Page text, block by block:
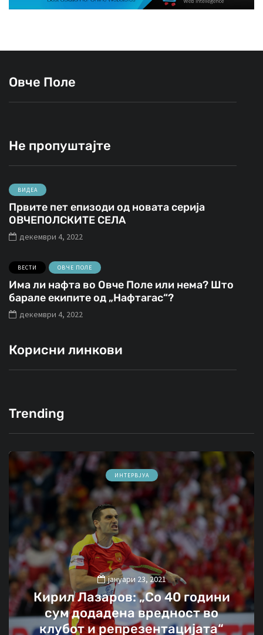
Овче Поле
Не пропуштајте
ВИДЕА
Првите пет епизоди од новата серија
ОВЧЕПОЛСКИТЕ СЕЛА
декември 4, 2022
ВЕСТИ ОВЧЕ ПОЛЕ
Има ли нафта во Овче Поле или нема? Што
барале екипите од „Нафтагас“?
декември 4, 2022
Корисни линкови
Trending
ИНТЕРВЈУА
јануари 23, 2021
Кирил Лазаров: „Со 40 години
сум додадена вредност во
клубот и репрезентацијата“